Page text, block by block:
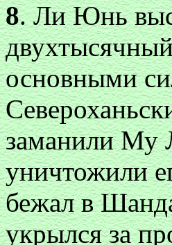
8. Ли Юнь
основными
заманили Му
уничтожили
бежал в
укрылся за